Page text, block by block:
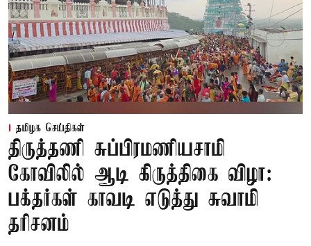
தமிழக செய்திகள்
திருத்தணி சுப்பிரமணியசாமி
கோவிலில் ஆடி கிருத்திகை விழா:
பக்தர்கள் காவடி எடுத்து சுவாமி
தரிசனம்